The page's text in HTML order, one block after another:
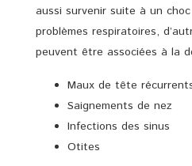
aussi survenir suite à un
problèmes respiratoires,
peuvent être associées à la
Maux de tête
Saignements de nez
Infections des sinus
Otites